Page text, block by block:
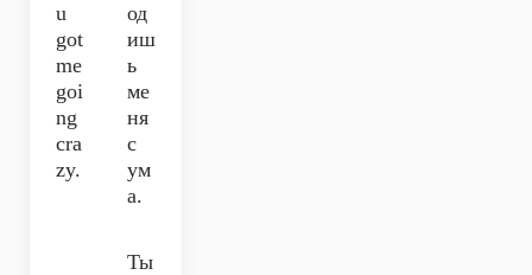
u
got
me
goi
ng
cra
zy.
од
иш
ь
ме
ня
с
ум
а.
Ты